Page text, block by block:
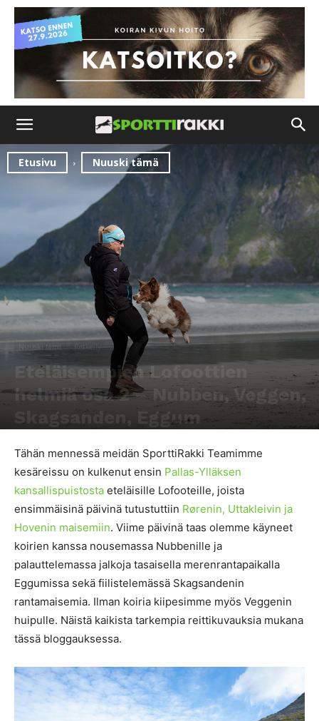
Etusivu Nuuski tämä
Nuuski tämä Retkeily
Eteläisempien Lofoottien
helmiä osa 2 – Nubben, Veggen,
Skagsanden, Eggum
Tähän mennessä meidän SporttiRakki Teamimme
kesäreissu on kulkenut ensin Pallas-Ylläksen
kansallispuistosta eteläisille Lofooteille, joista
ensimmäisinä päivinä tutustuttiin Rørenin, Uttakleivin ja
Hovenin maisemiin. Viime päivinä taas olemme käyneet
koirien kanssa nousemassa Nubbenille ja
palauttelemassa jalkoja tasaisella merenrantapaikalla
Eggumissa sekä fiilistelemässä Skagsandenin
rantamaisemia. Ilman koiria kiipesimme myös Veggenin
huipulle. Näistä kaikista tarkempia reittikuvauksia mukana
tässä bloggauksessa.